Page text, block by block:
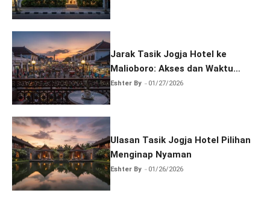
Jarak Tasik Jogja Hotel ke
Malioboro: Akses dan Waktu
Tempuh
Eshter By 01/27/2026
Ulasan Tasik Jogja Hotel Pilihan
Menginap Nyaman
Eshter By 01/26/2026